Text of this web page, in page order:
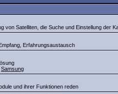
von Satelliten, die Suche und Einstellung der
Erfahrungsaustausch
Samsung
und ihrer Funktionen reden